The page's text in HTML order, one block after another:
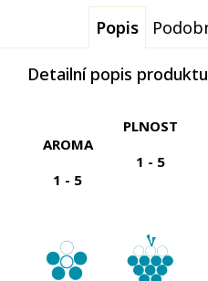
Popis
Detailní popis produktu
AROMA
1 - 5
PLNOST
1 - 5